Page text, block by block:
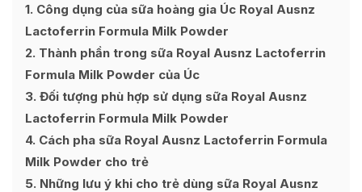
1 Công dụng của sữa hoàng gia Úc Royal Ausnz
Lactoferrin Formula Milk Powder
2 Thành phần trong sữa Royal Ausnz Lactoferrin
Formula Milk Powder của Úc
3 Đối tượng phù hợp sử dụng sữa Royal Ausnz
Lactoferrin Formula Milk Powder
4 Cách pha sữa Royal Ausnz Lactoferrin Formula
Milk Powder cho trẻ
5 Những lưu ý khi cho trẻ dùng sữa Royal Ausnz